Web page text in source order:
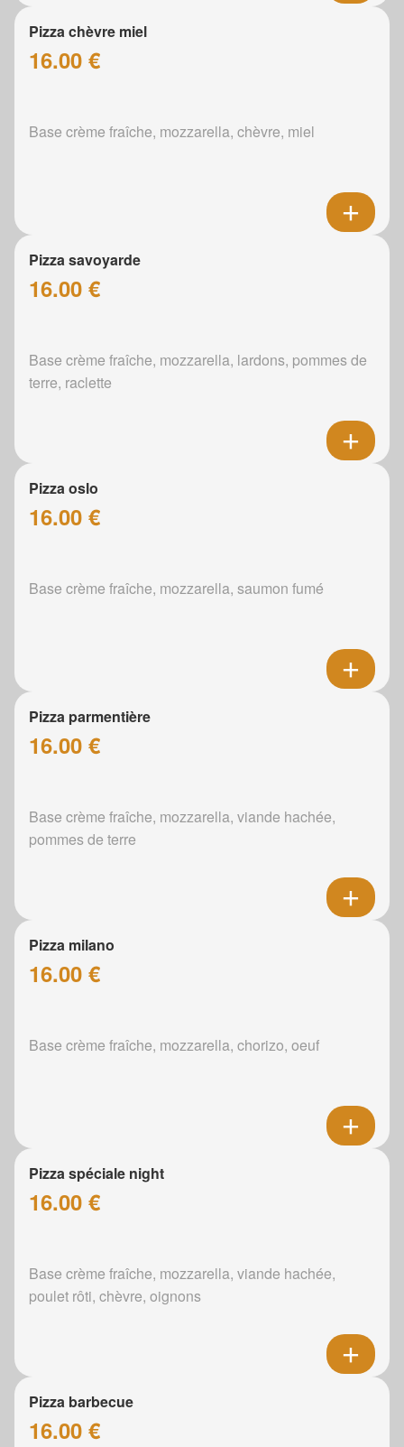
Pizza chèvre miel
16.00 €
Base crème fraîche, mozzarella, chèvre, miel
Pizza savoyarde
16.00 €
Base crème fraîche, mozzarella, lardons, pommes de
terre, raclette
Pizza oslo
16.00 €
Base crème fraîche, mozzarella, saumon fumé
Pizza parmentière
16.00 €
Base crème fraîche, mozzarella, viande hachée,
pommes de terre
Pizza milano
16.00 €
Base crème fraîche, mozzarella, chorizo, oeuf
Pizza spéciale night
16.00 €
Base crème fraîche, mozzarella, viande hachée,
poulet rôti, chèvre, oignons
Pizza barbecue
16.00 €